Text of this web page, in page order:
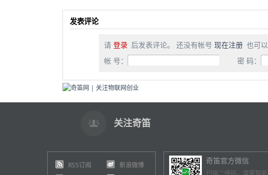
发表评论
请 登录 后发表评论。 还没有帐号 现在注册 也可
帐 号：
密 码：
关注奇笛
RSS订阅
新浪微博
奇笛官方微信
扫描二维码，掌握智